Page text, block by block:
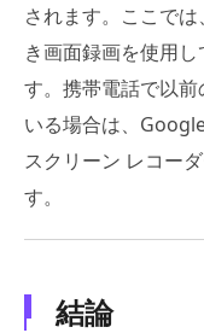
されます。ここで
き画面録画を使用
す。携帯電話で以
いる場合は、
スクリーン レコー
す。
結論